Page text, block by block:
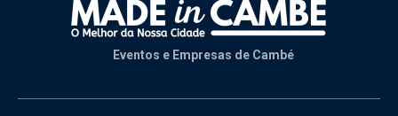
Eventos e Empresas de Cambé